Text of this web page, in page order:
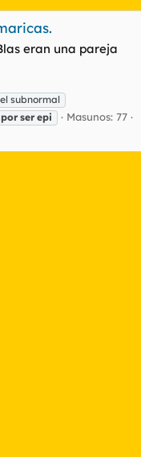
eran una pareja
subnormal
por ser epi
Masunos: 77